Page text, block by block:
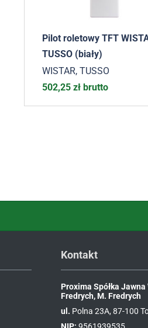
Pilot roletowy TFT
TUSSO (biały)
WISTAR, TUSSO
502,25 złbrutto
Kontakt
Proxima Spółka Jawna
Fredrych, M. Fredrych
ul. Polna 23A, 87-100